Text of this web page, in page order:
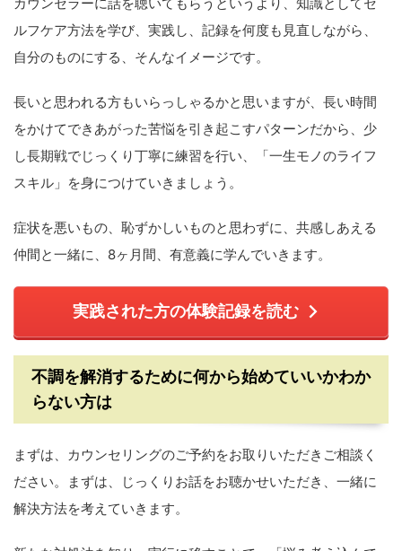
ルフケア方法を学び、実践し、記録を何度も見直しながら、
自分のものにする、そんなイメージです。
長いと思われる方もいらっしゃるかと思いますが、長い時間
をかけてできあがった苦悩を引き起こすパターンだから、少
し長期戦でじっくり丁寧に練習を行い、「一生モノのライフ
スキル」を身につけていきましょう。
症状を悪いもの、恥ずかしいものと思わずに、共感しあえる
仲間と一緒に、8ヶ月間、有意義に学んでいきます。
実践された方の体験記録を読む
不調を解消するために何から始めていいかわか
らない方は
まずは、カウンセリングのご予約をお取りいただきご相談く
ださい。まずは、じっくりお話をお聴かせいただき、一緒に
解決方法を考えていきます。